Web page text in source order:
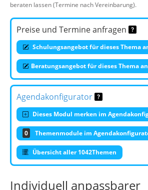
beraten lassen (Termine nach Vereinbarung).
Preise und Termine anfragen
Schulungsangebot für dieses Thema
Beratungsangebot für dieses Thema
Agendakonfigurator
Dieses Modul merken im
0 Themenmodule im
Übersicht aller 1042Themen
Individuell anpassbarer